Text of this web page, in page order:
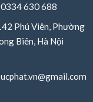
630 688
Phú Viên, Phường
Biên, Hà Nội